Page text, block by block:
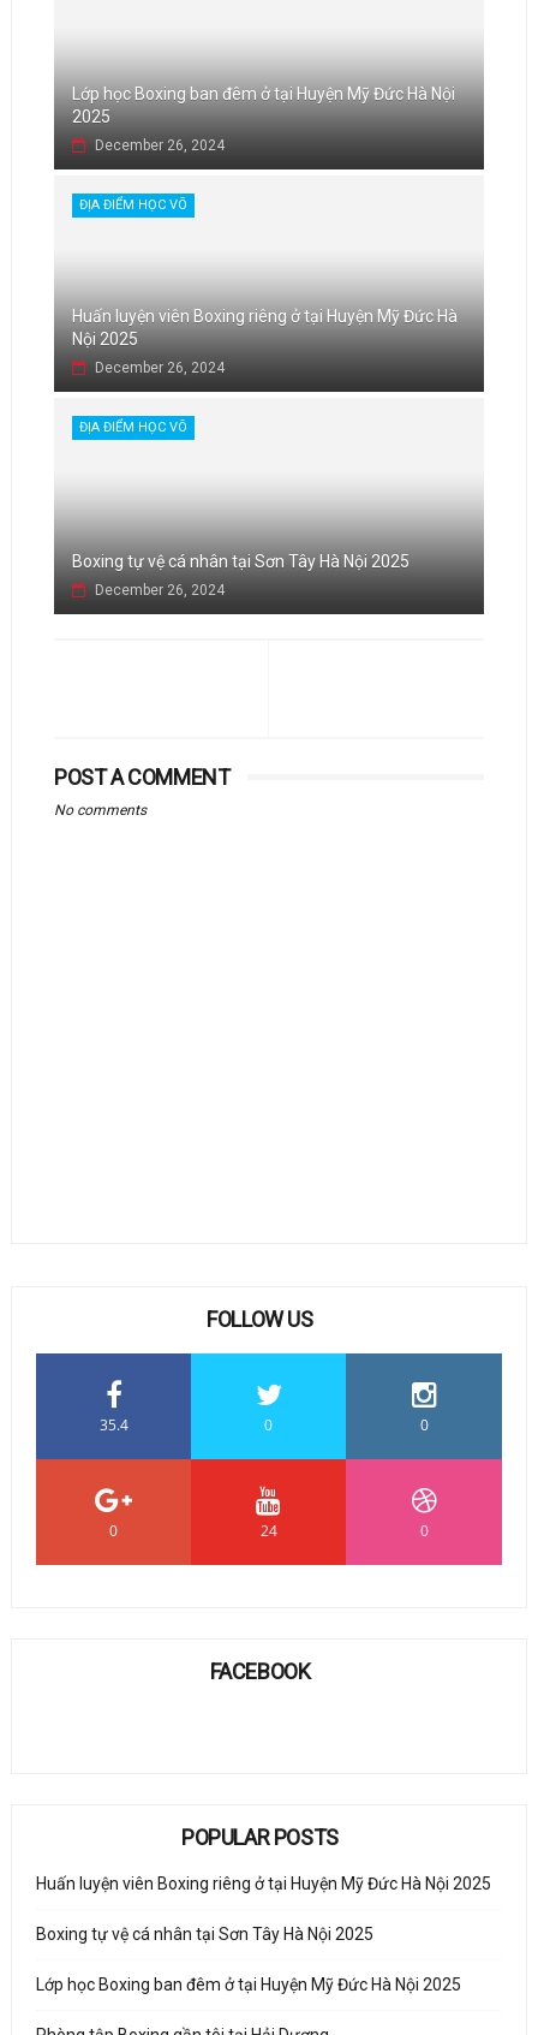
Lớp học Boxing ban đêm ở tại Huyện Mỹ Đức Hà Nội
2025
December 26, 2024
ĐỊA ĐIỂM HỌC VÕ
Huấn luyện viên Boxing riêng ở tại Huyện Mỹ Đức Hà
Nội 2025
December 26, 2024
ĐỊA ĐIỂM HỌC VÕ
Boxing tự vệ cá nhân tại Sơn Tây Hà Nội 2025
December 26, 2024
POST A COMMENT
No comments
FOLLOW US
35.4 0 0
0 24 0
FACEBOOK
POPULAR POSTS
Huấn luyện viên Boxing riêng ở tại Huyện Mỹ Đức Hà Nội 2025
Boxing tự vệ cá nhân tại Sơn Tây Hà Nội 2025
Lớp học Boxing ban đêm ở tại Huyện Mỹ Đức Hà Nội 2025